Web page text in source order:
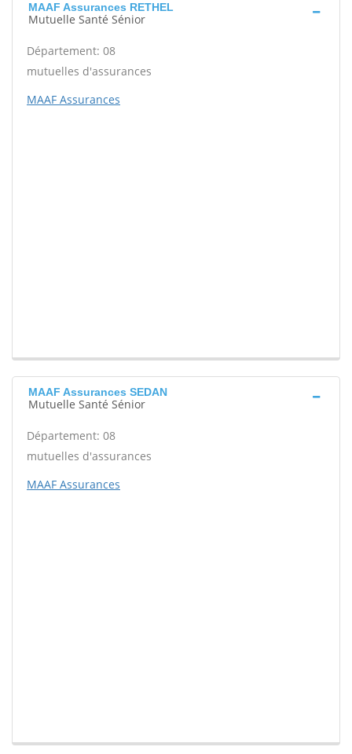
MAAF Assurances RETHEL
Mutuelle Santé Sénior
Département: 08
mutuelles d'assurances
MAAF Assurances
MAAF Assurances SEDAN
Mutuelle Santé Sénior
Département: 08
mutuelles d'assurances
MAAF Assurances